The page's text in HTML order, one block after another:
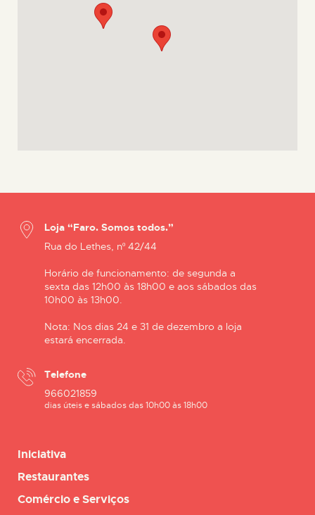
Loja “Faro. Somos todos.”
Rua do Lethes, nº 42/44
Horário de funcionamento: de segunda a
sexta das 12h00 às 18h00 e aos sábados das
10h00 às 13h00.
Nota: Nos dias 24 e 31 de dezembro a loja
estará encerrada.
Telefone
966021859
dias úteis e sábados das 10h00 às 18h00
Iniciativa
Restaurantes
Comércio e Serviços